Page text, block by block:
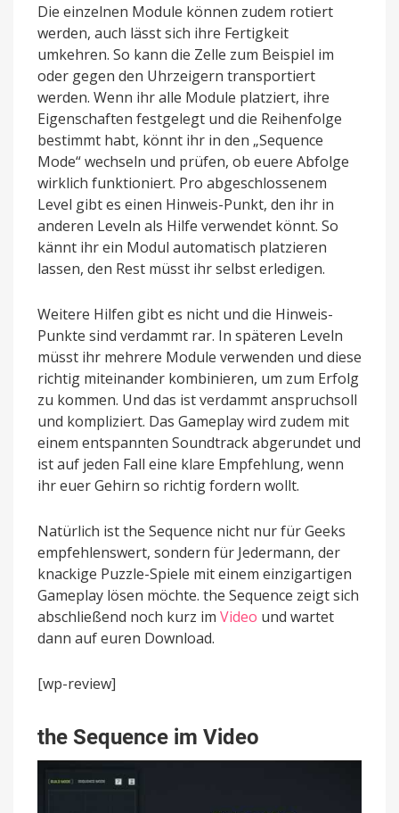
Die einzelnen Module können zudem rotiert
werden, auch lässt sich ihre Fertigkeit
umkehren. So kann die Zelle zum Beispiel im
oder gegen den Uhrzeigern transportiert
werden. Wenn ihr alle Module platziert, ihre
Eigenschaften festgelegt und die Reihenfolge
bestimmt habt, könnt ihr in den „Sequence
Mode“ wechseln und prüfen, ob euere Abfolge
wirklich funktioniert. Pro abgeschlossenem
Level gibt es einen Hinweis-Punkt, den ihr in
anderen Leveln als Hilfe verwendet könnt. So
kännt ihr ein Modul automatisch platzieren
lassen, den Rest müsst ihr selbst erledigen.
Weitere Hilfen gibt es nicht und die Hinweis-
Punkte sind verdammt rar. In späteren Leveln
müsst ihr mehrere Module verwenden und diese
richtig miteinander kombinieren, um zum Erfolg
zu kommen. Und das ist verdammt anspruchsoll
und kompliziert. Das Gameplay wird zudem mit
einem entspannten Soundtrack abgerundet und
ist auf jeden Fall eine klare Empfehlung, wenn
ihr euer Gehirn so richtig fordern wollt.
Natürlich ist the Sequence nicht nur für Geeks
empfehlenswert, sondern für Jedermann, der
knackige Puzzle-Spiele mit einem einzigartigen
Gameplay lösen möchte. the Sequence zeigt sich
abschließend noch kurz im Video und wartet
dann auf euren Download.
[wp-review]
the Sequence im Video